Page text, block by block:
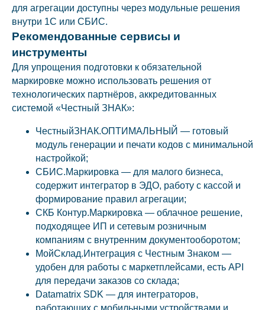
для агрегации доступны через модульные решения
внутри 1С или СБИС.
Рекомендованные сервисы и
инструменты
Для упрощения подготовки к обязательной
маркировке можно использовать решения от
технологических партнёров, аккредитованных
системой «Честный ЗНАК»:
ЧестныйЗНАК.ОПТИМАЛЬНЫЙ — готовый
модуль генерации и печати кодов с минимальной
настройкой;
СБИС.Маркировка — для малого бизнеса,
содержит интегратор в ЭДО, работу с кассой и
формирование правил агрегации;
СКБ Контур.Маркировка — облачное решение,
подходящее ИП и сетевым розничным
компаниям с внутренним документооборотом;
МойСклад.Интеграция с Честным Знаком —
удобен для работы с маркетплейсами, есть API
для передачи заказов со склада;
Datamatrix SDK — для интеграторов,
работающих с мобильными устройствами и